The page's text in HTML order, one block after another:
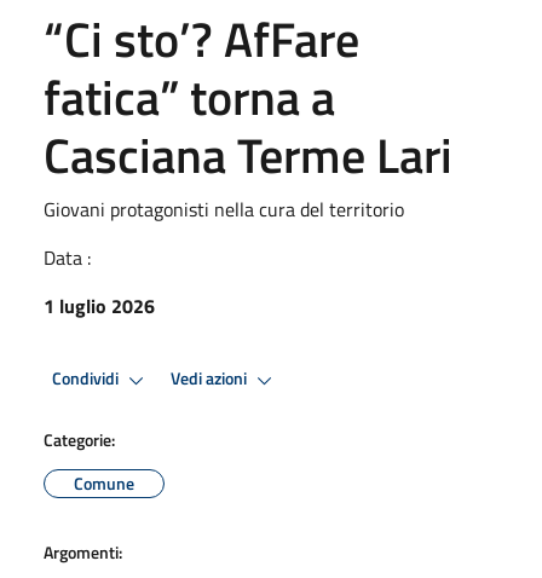
“Ci sto’? AfFare
fatica” torna a
Casciana Terme Lari
Giovani protagonisti nella cura del territorio
Data :
1 luglio 2026
Condividi Vedi azioni
Categorie:
Comune
Argomenti: